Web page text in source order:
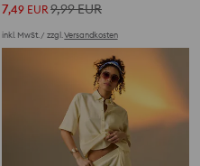
7,49 EUR9,99EUR
inkl. MwSt. / zzgl.Versandkosten